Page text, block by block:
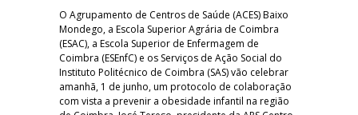
O Agrupamento de Centros de Saúde (ACES) Baixo
Mondego, a Escola Superior Agrária de Coimbra
(ESAC), a Escola Superior de Enfermagem de
Coimbra (ESEnfC) e os Serviços de Ação Social do
Instituto Politécnico de Coimbra (SAS) vão celebrar
amanhã, 1 de junho, um protocolo de colaboração
com vista a prevenir a obesidade infantil na região